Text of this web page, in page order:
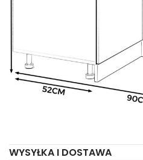
WYSYŁKA I DOSTAWA